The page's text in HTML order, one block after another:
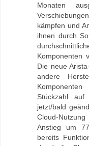
Monaten
kämpfen und
ihnen durch
Komponenten
Die neue
andere
Stückzahl
jetzt/bald
Cloud-
Anstieg um
bereits